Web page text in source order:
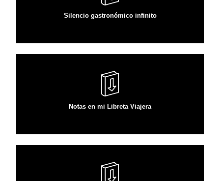
Silencio gastronómico infinito
VER ARTÍCULO
Notas en mi Libreta Viajera
VER ARTÍCULO